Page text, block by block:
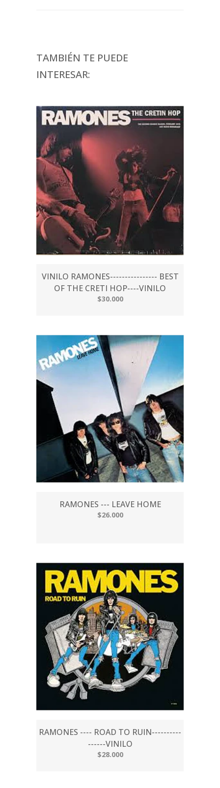
TAMBIÉN TE PUEDE
INTERESAR:
VINILO RAMONES---------------- BEST
OF THE CRETI HOP----VINILO
$30.000
RAMONES --- LEAVE HOME
$26.000
RAMONES ---- ROAD TO RUIN----------
------VINILO
$28.000